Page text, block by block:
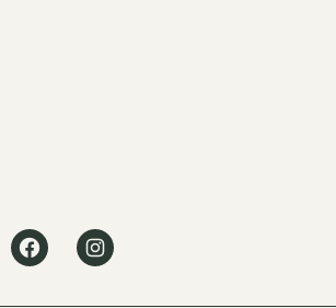
FacebookInstagram